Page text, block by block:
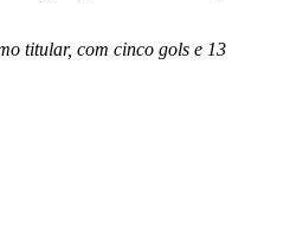
titular, com cinco gols e 13